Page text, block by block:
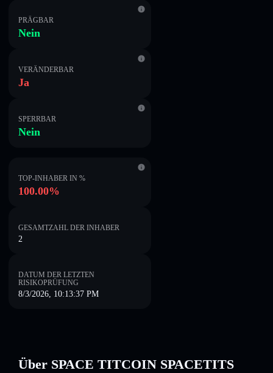
PRÄGBAR
Nein
VERÄNDERBAR
Ja
SPERRBAR
Nein
TOP-INHABER IN %
100.00%
GESAMTZAHL DER INHABER
2
DATUM DER LETZTEN
RISIKOPRÜFUNG
8/3/2026, 10:13:37 PM
Über SPACE TITCOIN SPACETITS